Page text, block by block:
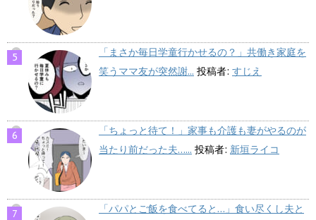
「まさか毎日学童行かせるの？」共働き家庭を
笑うママ友が突然謝... 投稿者: すじえ
「ちょっと待て！」家事も介護も妻がやるのが
当たり前だった夫…... 投稿者: 新垣ライコ
「パパとご飯を食べてると…」食い尽くし夫と